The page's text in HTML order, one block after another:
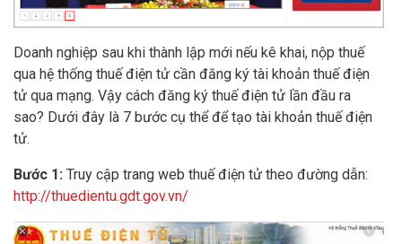
Doanh nghiệp sau khi thành lập mới nếu kê khai, nộp thuế
qua hệ thống thuế điện tử cần đăng ký tài khoản thuế điện
tử qua mạng. Vậy cách đăng ký thuế điện tử lần đầu ra
sao? Dưới đây là 7 bước cụ thể để tạo tài khoản thuế điện
tử.
Bước 1: Truy cập trang web thuế điện tử theo đường dẫn:
http://thuedientu.gdt.gov.vn/